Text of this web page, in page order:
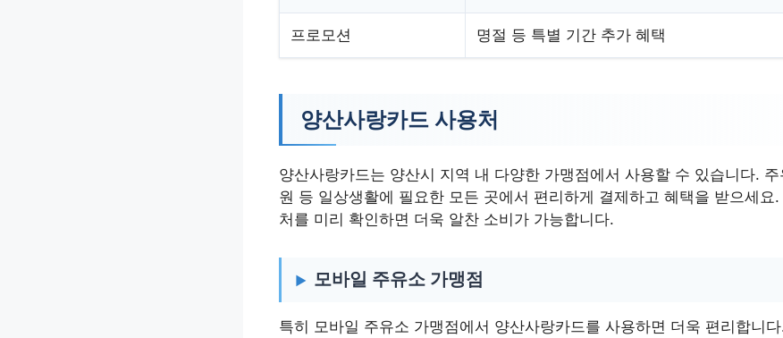
프로모션 명절 등 특별 기간 추가 혜택
양산사랑카드 사용처
양산사랑카드는 양산시 지역 내 다양한 가맹점에서 사용할 수 있습니다.
원 등 일상생활에 필요한 모든 곳에서 편리하게 결제하고 혜택을 받으세요
처를 미리 확인하면 더욱 알찬 소비가 가능합니다.
모바일 주유소 가맹점
특히 모바일 주유소 가맹점에서 양산사랑카드를 사용하면 더욱 편리합니